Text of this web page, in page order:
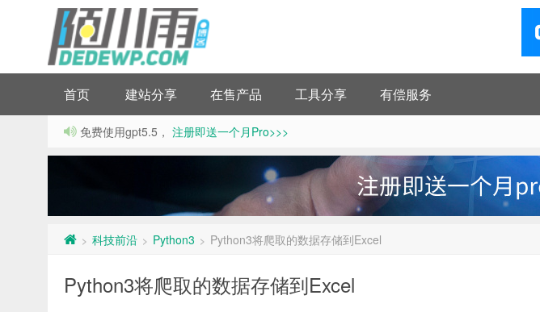
首页 建站分享 在售产品 工具分享 有偿服务
免费使用gpt5.5， 注册即送一个月Pro>>>
> 科技前沿 > Python3 > Python3将爬取的数据存储到Excel
Python3将爬取的数据存储到Excel